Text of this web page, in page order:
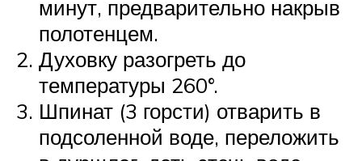
минут, предварительно накрыв
полотенцем.
Духовку разогреть до
температуры 260°.
Шпинат (3 горсти) отварить в
подсоленной воде, переложить